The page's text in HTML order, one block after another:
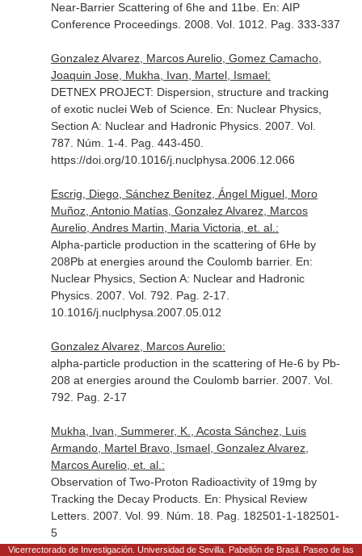
Near-Barrier Scattering of 6he and 11be. En: AIP
Conference Proceedings. 2008. Vol. 1012. Pag. 333-337
Gonzalez Alvarez, Marcos Aurelio, Gomez Camacho,
Joaquin Jose, Mukha, Ivan, Martel, Ismael:
DETNEX PROJECT: Dispersion, structure and tracking
of exotic nuclei Web of Science. En: Nuclear Physics,
Section A: Nuclear and Hadronic Physics. 2007. Vol.
787. Núm. 1-4. Pag. 443-450.
https://doi.org/10.1016/j.nuclphysa.2006.12.066
Escrig, Diego, Sánchez Benítez, Ángel Miguel, Moro
Muñoz, Antonio Matías, Gonzalez Alvarez, Marcos
Aurelio, Andres Martin, Maria Victoria, et. al.:
Alpha-particle production in the scattering of 6He by
208Pb at energies around the Coulomb barrier. En:
Nuclear Physics, Section A: Nuclear and Hadronic
Physics. 2007. Vol. 792. Pag. 2-17.
10.1016/j.nuclphysa.2007.05.012
Gonzalez Alvarez, Marcos Aurelio:
alpha-particle production in the scattering of He-6 by Pb-
208 at energies around the Coulomb barrier. 2007. Vol.
792. Pag. 2-17
Mukha, Ivan, Summerer, K., Acosta Sánchez, Luis
Armando, Martel Bravo, Ismael, Gonzalez Alvarez,
Marcos Aurelio, et. al.:
Observation of Two-Proton Radioactivity of 19mg by
Tracking the Decay Products. En: Physical Review
Letters. 2007. Vol. 99. Núm. 18. Pag. 182501-1-182501-
5
Vicerrectorado de Investigación. Universidad de Sevilla. Pabellón de Brasil. Paseo de las